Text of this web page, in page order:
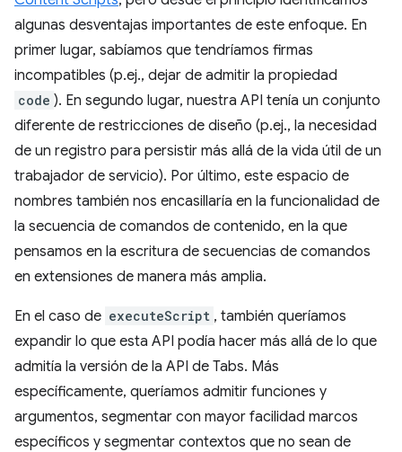
algunas desventajas importantes de este enfoque. En
primer lugar, sabíamos que tendríamos firmas
incompatibles (p.ej., dejar de admitir la propiedad
code ). En segundo lugar, nuestra API tenía un conjunto
diferente de restricciones de diseño (p.ej., la necesidad
de un registro para persistir más allá de la vida útil de un
trabajador de servicio). Por último, este espacio de
nombres también nos encasillaría en la funcionalidad de
la secuencia de comandos de contenido, en la que
pensamos en la escritura de secuencias de comandos
en extensiones de manera más amplia.
En el caso de executeScript , también queríamos
expandir lo que esta API podía hacer más allá de lo que
admitía la versión de la API de Tabs. Más
específicamente, queríamos admitir funciones y
argumentos, segmentar con mayor facilidad marcos
específicos y segmentar contextos que no sean de